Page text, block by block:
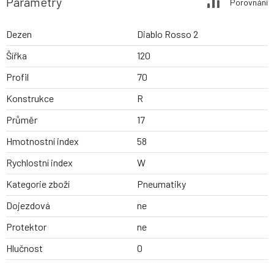
Dezen
Diablo Rosso 2
Šířka
120
Profil
70
Konstrukce
R
Průměr
17
Hmotnostní index
58
Rychlostní index
W
Kategorie zboží
Pneumatiky
Dojezdová
ne
Protektor
ne
Hlučnost
0